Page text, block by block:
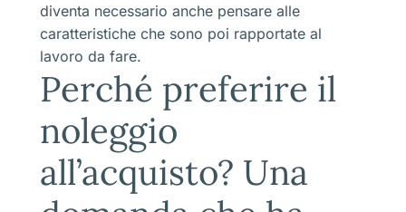
diventa necessario anche pensare alle
caratteristiche che sono poi rapportate al
lavoro da fare.
Perché preferire il
noleggio
all’acquisto? Una